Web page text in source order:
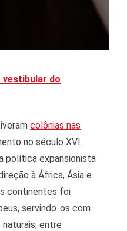
vestibular do
colônias nas
no século XVI.
política expansionista
à África, Ásia e
continentes foi
servindo-os com
entre